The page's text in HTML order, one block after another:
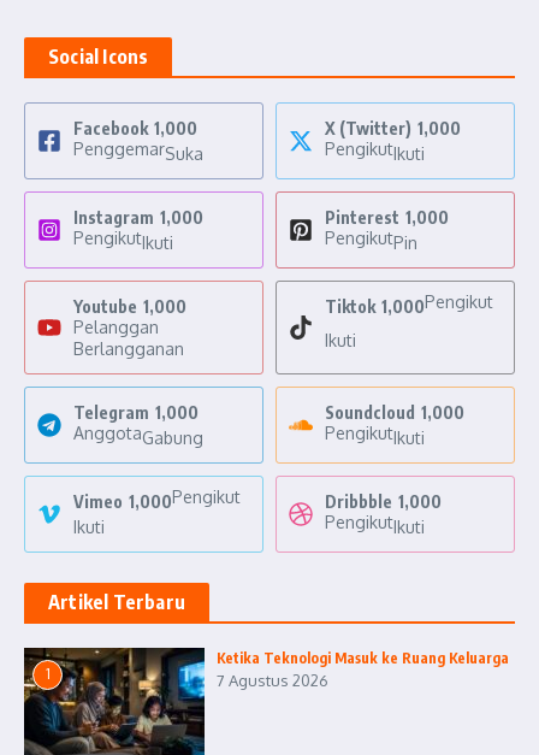
Social Icons
Facebook 1,000
PenggemarSuka
X (Twitter) 1,000
PengikutIkuti
Instagram 1,000
PengikutIkuti
Pinterest 1,000
PengikutPin
Youtube 1,000
Pelanggan
Berlangganan
Tiktok 1,000Pengikut
Ikuti
Telegram 1,000
AnggotaGabung
Soundcloud 1,000
PengikutIkuti
Vimeo 1,000Pengikut
Ikuti
Dribbble 1,000
PengikutIkuti
Artikel Terbaru
1
Ketika Teknologi Masuk ke Ruang Keluarga
7 Agustus 2026